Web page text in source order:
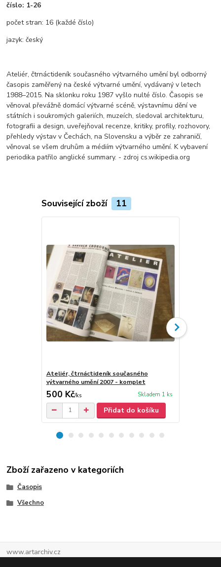
číslo: 1-26
počet stran: 16 (každé číslo)
jazyk: český
Ateliér, čtrnáctideník současného výtvarného umění byl odborný
časopis zaměřený na české výtvarné umění, vydávaný v letech
1988–2015. Na sklonku roku 1987 vyšlo nulté číslo. Časopis se
věnoval převážně domácí výtvarné scéně, výstavnímu dění ve
státních i soukromých galeriích, muzeích, sledoval architekturu,
fotografii a design, uveřejňoval recenze, kritiky, profily, rozhovory,
přehledy výstav v Čechách, na Slovensku a výběr ze zahraničí,
věnoval se všem druhům a médiím výtvarného umění. K vybavení
periodika patřilo anglické summary. - zdroj cs.wikipedia.org
Související zboží 11
Ateliér, čtrnáctideník současného
výtvarného umění 2007 - komplet
500 Kč/ks Skladem 1 ks
Přidat do košíku
Zboží zařazeno v kategoriích
Časopis
Všechno
www.artarchiv.cz